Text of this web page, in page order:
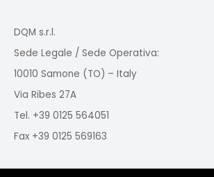
DQM s.r.l.
Sede Legale / Sede Operativa:
10010 Samone (TO) – Italy
Via Ribes 27A
Tel. +39 0125 564051
Fax +39 0125 569163